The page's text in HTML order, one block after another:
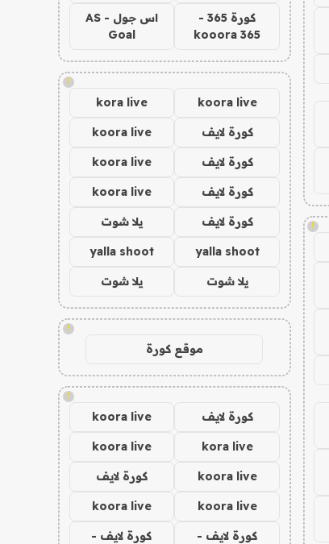
!
كورة 365 -
kooora 365
اس جول - AS
Goal
!
koora live
kora live
كورة لايف koora live
كورة لايف koora live
كورة لايف koora live
كورة لايف يلا شوت
yalla shoot
yalla shoot
يلا شوت يلا شوت
!
موقع كورة
!
كورة لايف koora live
kora live
koora live
koora live كورة لايف
koora live
koora live
كورة لايف -
كورة لايف -